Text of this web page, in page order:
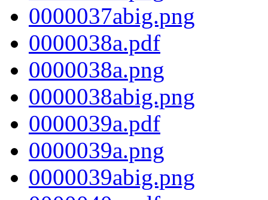
0000037abig.png
0000038a.pdf
0000038a.png
0000038abig.png
0000039a.pdf
0000039a.png
0000039abig.png